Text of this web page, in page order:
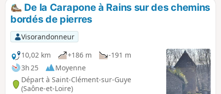
De la Carapone à Rains sur des chemins
bordés de pierres
Visorandonneur
10,02 km
+186 m
-191 m
3h 25
Moyenne
Départ à Saint-Clément-sur-Guye
(Saône-et-Loire)